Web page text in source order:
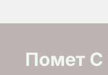
Помет C